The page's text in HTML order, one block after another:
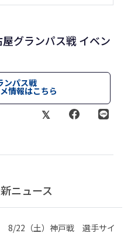
グランパス戦 イベン
ンパス戦
情報はこちら
ニュース
8/22（土）神戸戦 選手サイ